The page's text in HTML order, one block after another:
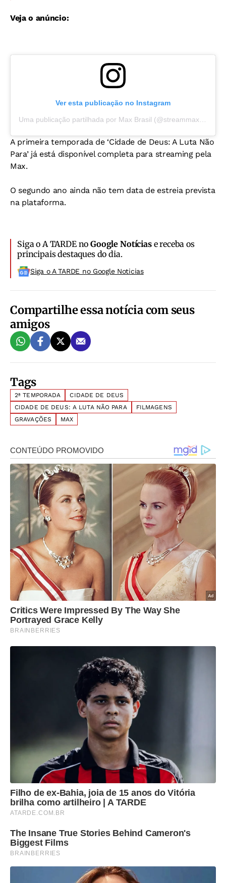
Veja o anúncio:
Ver esta publicação no Instagram
Uma publicação partilhada por Max Brasil (@streammaxbr)
A primeira temporada de ‘Cidade de Deus: A Luta Não
Para’ já está disponível completa para streaming pela
Max.
O segundo ano ainda não tem data de estreia prevista
na plataforma.
Siga o A TARDE noGoogle Notíciase receba os
principais destaques do dia.
Siga o A TARDE no Google Noticias
Compartilhe essa notícia com seus
amigos
Tags
2ª TEMPORADA
CIDADE DE DEUS
CIDADE DE DEUS: A LUTA NÃO PARA
FILMAGENS
GRAVAÇÕES
MAX